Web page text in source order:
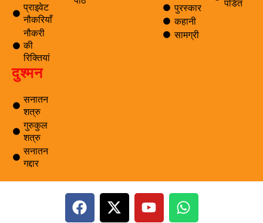
प्राइवेट
नौकरियाँ
नौकरी
की
रिक्तियां
दुश्मन
सनातन
शत्रु
गुरुकुल
शत्रु
सनातन
गद्दार
पुरस्कार
कहानी
सामग्री
पंडित
F
a
X
-
Y
o
W
h